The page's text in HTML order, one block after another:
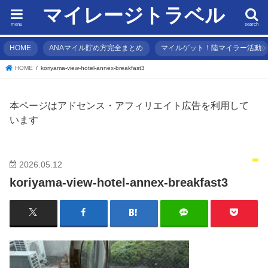
マイレージトラベル search
menu
HOME ANAマイル貯め方完全まとめ マイルゲット！陸マイラー活動
HOME koriyama-view-hotel-annex-breakfast3
本ページはアドセンス・アフィリエイト広告を利用して
います
2026.05.12
koriyama-view-hotel-annex-breakfast3